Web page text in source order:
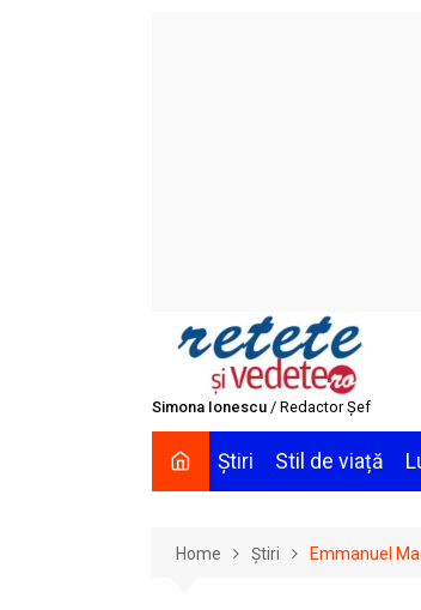
Simona Ionescu / Redactor Șef
Știri Stil de viață
Home Știri Emmanuel